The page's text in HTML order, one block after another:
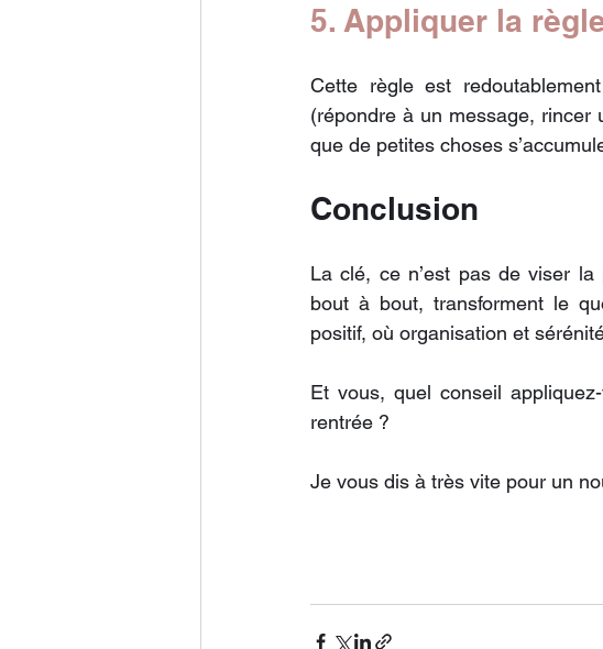
5. Appliquer la
Cette règle est
(répondre à un message, rincer
que de petites choses
Conclusion
La clé, ce n’est pas de viser la
bout à bout, transforment le
positif, où organisation et
Et vous, quel conseil
rentrée ?
Je vous dis à très vite pour un